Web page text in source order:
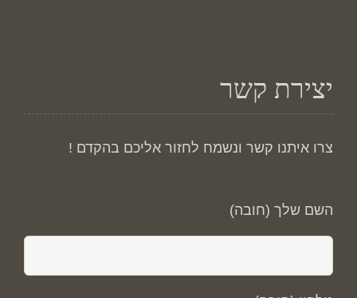
יצירת קשר
צרו איתנו קשר ונשמח לחזור אליכם בהקדם !
השם שלך (חובה)